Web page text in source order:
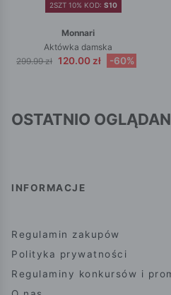
2SZT 10% KOD: S10
Monnari
Aktówka damska
299.99 zł 120.00 zł -60%
OSTATNIO
INFORMACJE
Regulamin zakupów
Polityka prywatności
Regulaminy konkursów i